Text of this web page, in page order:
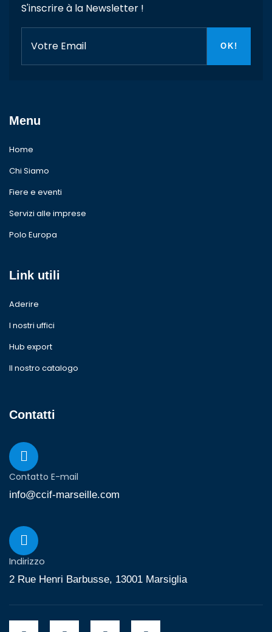
S'inscrire à la Newsletter !
Menu
Home
Chi Siamo
Fiere e eventi
Servizi alle imprese
Polo Europa
Link utili
Aderire
I nostri uffici
Hub export
Il nostro catalogo
Contatti
Contatto E-mail
info@ccif-marseille.com
Indirizzo
2 Rue Henri Barbusse, 13001 Marsiglia